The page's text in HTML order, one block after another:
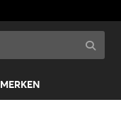
MERKEN